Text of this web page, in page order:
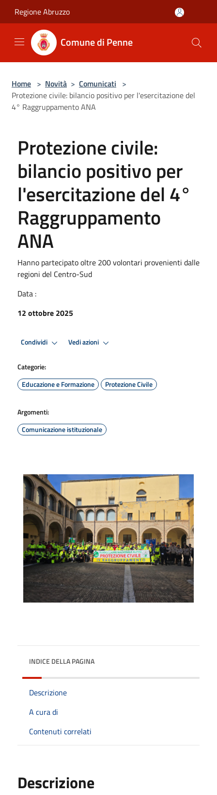
Regione Abruzzo
Comune di Penne
Home > Novità > Comunicati >
Protezione civile: bilancio positivo per l'esercitazione del
4° Raggruppamento ANA
Protezione civile:
bilancio positivo per
l'esercitazione del 4°
Raggruppamento
ANA
Hanno partecipato oltre 200 volontari provenienti dalle
regioni del Centro-Sud
Data :
12 ottobre 2025
Condividi Vedi azioni
Categorie:
Educazione e Formazione
Protezione Civile
Argomenti:
Comunicazione istituzionale
INDICE DELLA PAGINA
Descrizione
A cura di
Contenuti correlati
Descrizione